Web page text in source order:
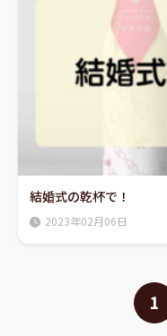
結婚式の乾杯で！
2023年02月06日
1